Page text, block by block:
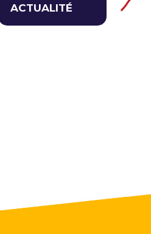
ACTUALITÉ